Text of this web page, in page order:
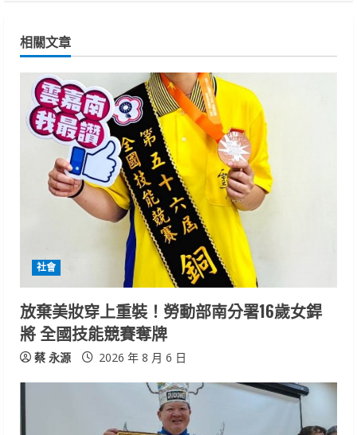
u
R
n
g
相關文章
社會
放棄美妝穿上重裝！勞動部南分署16歲女銲
將 全國技能競賽奪牌
蔡 永源 2026 年 8 月 6 日